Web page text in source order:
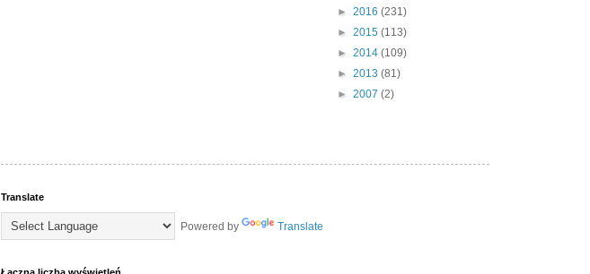
► 2016 (231)
► 2015 (113)
► 2014 (109)
► 2013 (81)
► 2007 (2)
Translate
Powered by Translate